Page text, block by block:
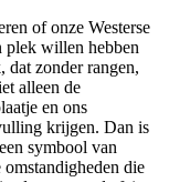
of onze Westerse
plek willen hebben
dat zonder rangen,
alleen de
en ons
krijgen. Dan is
symbool van
die